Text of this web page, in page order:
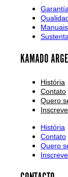
Manuais
KAMADO
História
Contato
Quero
História
Contato
Quero